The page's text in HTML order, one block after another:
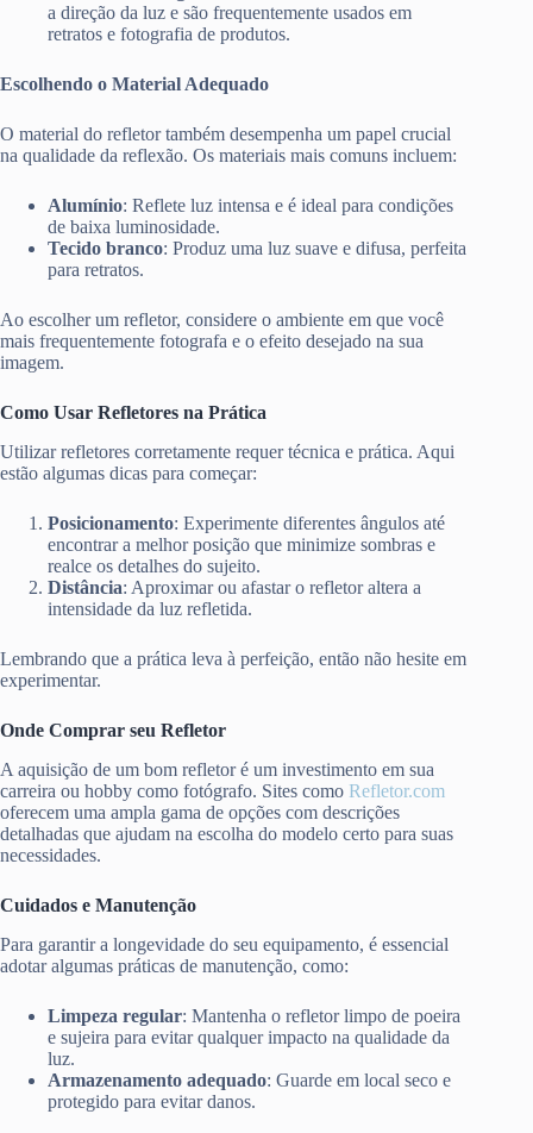
a direção da luz e são frequentemente usados em
retratos e fotografia de produtos.
Escolhendo o Material Adequado
O material do refletor também desempenha um papel crucial
na qualidade da reflexão. Os materiais mais comuns incluem:
Alumínio: Reflete luz intensa e é ideal para condições
de baixa luminosidade.
Tecido branco: Produz uma luz suave e difusa, perfeita
para retratos.
Ao escolher um refletor, considere o ambiente em que você
mais frequentemente fotografa e o efeito desejado na sua
imagem.
Como Usar Refletores na Prática
Utilizar refletores corretamente requer técnica e prática. Aqui
estão algumas dicas para começar:
Posicionamento: Experimente diferentes ângulos até
encontrar a melhor posição que minimize sombras e
realce os detalhes do sujeito.
Distância: Aproximar ou afastar o refletor altera a
intensidade da luz refletida.
Lembrando que a prática leva à perfeição, então não hesite em
experimentar.
Onde Comprar seu Refletor
A aquisição de um bom refletor é um investimento em sua
carreira ou hobby como fotógrafo. Sites como Refletor.com
oferecem uma ampla gama de opções com descrições
detalhadas que ajudam na escolha do modelo certo para suas
necessidades.
Cuidados e Manutenção
Para garantir a longevidade do seu equipamento, é essencial
adotar algumas práticas de manutenção, como:
Limpeza regular: Mantenha o refletor limpo de poeira
e sujeira para evitar qualquer impacto na qualidade da
luz.
Armazenamento adequado: Guarde em local seco e
protegido para evitar danos.